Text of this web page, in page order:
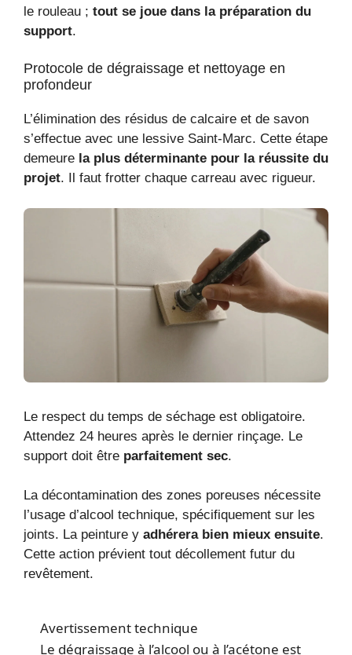
le rouleau ; tout se joue dans la préparation du
support.
Protocole de dégraissage et nettoyage en
profondeur
L’élimination des résidus de calcaire et de savon
s’effectue avec une lessive Saint-Marc. Cette étape
demeure la plus déterminante pour la réussite du
projet. Il faut frotter chaque carreau avec rigueur.
Le respect du temps de séchage est obligatoire.
Attendez 24 heures après le dernier rinçage. Le
support doit être parfaitement sec.
La décontamination des zones poreuses nécessite
l’usage d’alcool technique, spécifiquement sur les
joints. La peinture y adhérera bien mieux ensuite.
Cette action prévient tout décollement futur du
revêtement.
Avertissement technique
Le dégraissage à l’alcool ou à l’acétone est